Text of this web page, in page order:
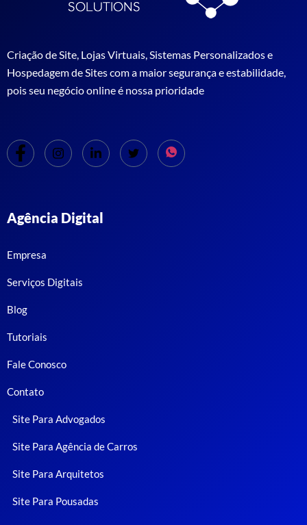
Criação de Site, Lojas Virtuais, Sistemas Personalizados e
Hospedagem de Sites com a maior segurança e estabilidade,
pois seu negócio online é nossa prioridade
Agência Digital
Empresa
Serviços Digitais
Blog
Tutoriais
Fale Conosco
Contato
Site Para Advogados
Site Para Agência de Carros
Site Para Arquitetos
Site Para Pousadas